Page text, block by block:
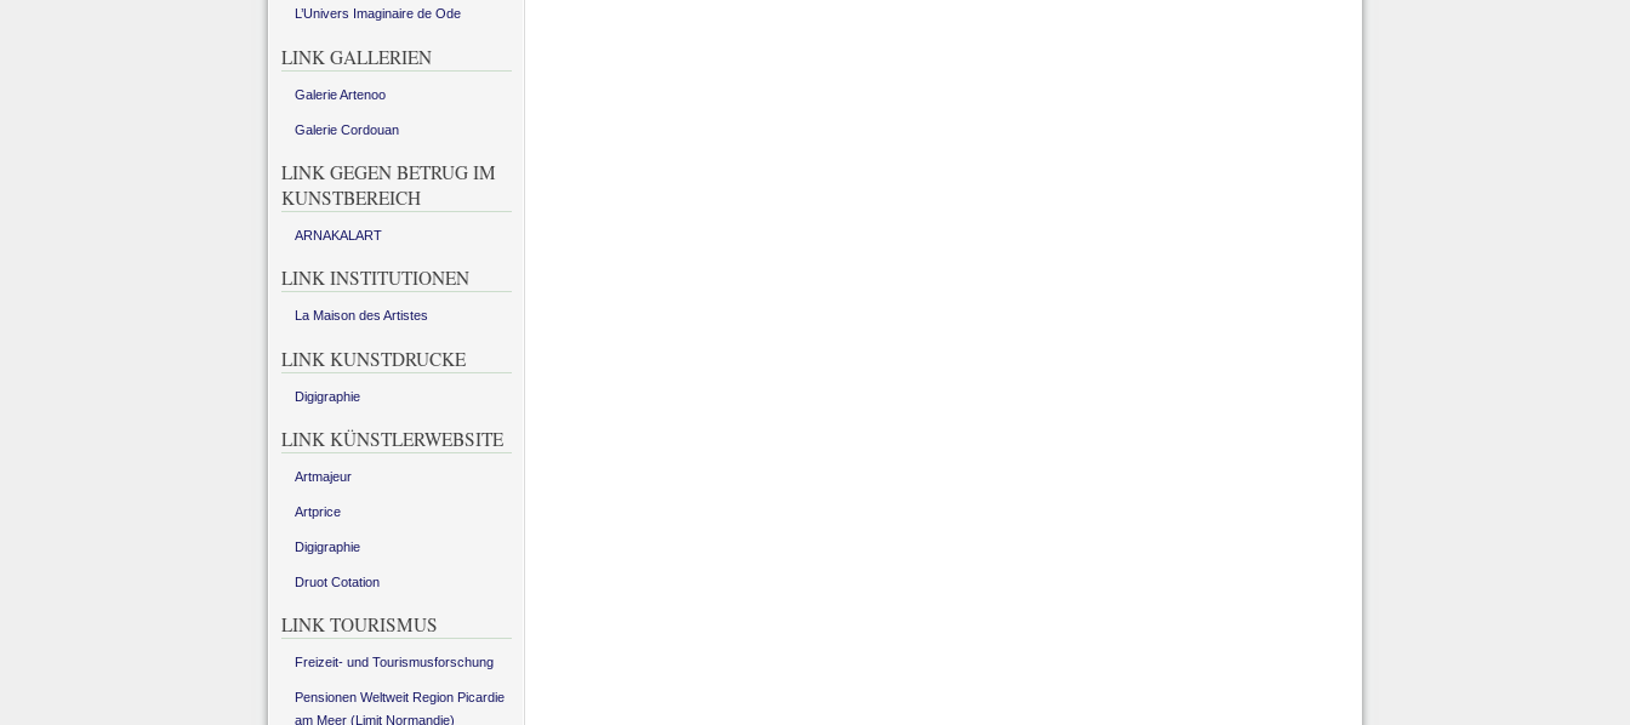
L’Univers Imaginaire de Ode
LINK GALLERIEN
Galerie Artenoo
Galerie Cordouan
LINK GEGEN BETRUG IM
KUNSTBEREICH
ARNAKALART
LINK INSTITUTIONEN
La Maison des Artistes
LINK KUNSTDRUCKE
Digigraphie
LINK KÜNSTLERWEBSITE
Artmajeur
Artprice
Digigraphie
Druot Cotation
LINK TOURISMUS
Freizeit- und Tourismusforschung
Pensionen Weltweit Region Picardie
am Meer (Limit Normandie)